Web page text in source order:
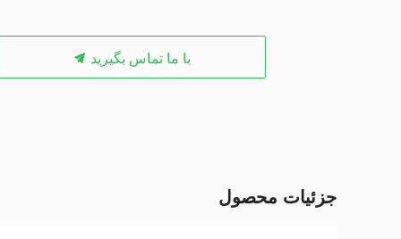
با ما تماس بگیرید
جزئیات محصول